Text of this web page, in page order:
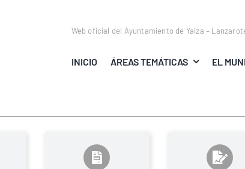
Web oficial del Ayuntamiento de Yaiza –
INICIO ÁREAS TEMÁTICAS EL